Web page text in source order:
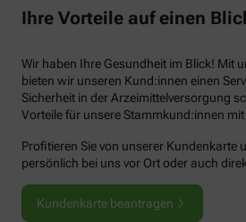
Ihre Vorteile auf einen
Wir haben Ihre Gesundheit im Blick! Mit
bieten wir unseren Kund:innen einen
Sicherheit in der Arzeimittelversorgung
Vorteile für unsere Stammkund:innen mit
Profitieren Sie von unserer Kundenkarte
persönlich bei uns vor Ort oder auch
Kundenkarte beantragen